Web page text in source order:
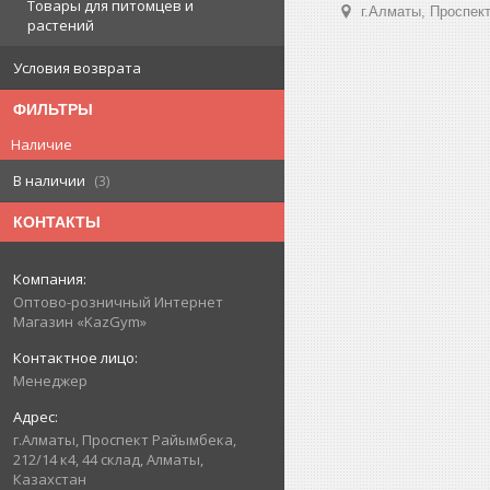
Товары для питомцев и
растений
Условия возврата
ФИЛЬТРЫ
Наличие
В наличии
3
КОНТАКТЫ
Оптово-розничный Интернет
Магазин «KazGym»
Менеджер
г.Алматы, Проспект Райымбека,
212/14 к4, 44 склад, Алматы,
Казахстан
г.Алматы,